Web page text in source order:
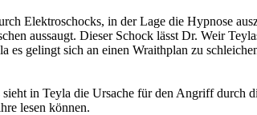
Elektroschocks, in der Lage die Hypnose
aussaugt. Dieser Schock lässt Dr. Weir
gelingt sich an einen Wraithplan zu
in Teyla die Ursache für den Angriff durch
lesen können.